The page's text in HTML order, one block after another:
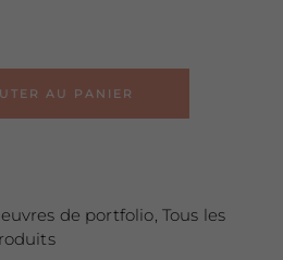
AU PANIER
de portfolio, Tous les